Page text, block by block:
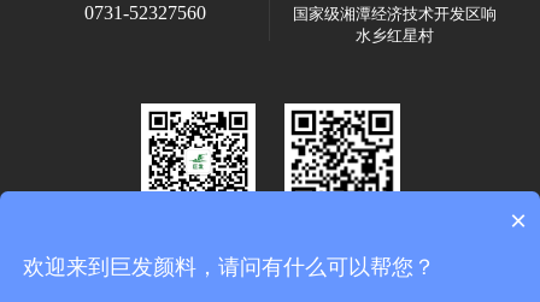
0731-52327560
国家级湘潭经济技术开发区响
水乡红星村
×
欢迎来到巨发颜料，请问有什么可以帮您？